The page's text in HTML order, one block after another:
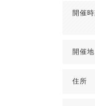
開催時
開催地
住所